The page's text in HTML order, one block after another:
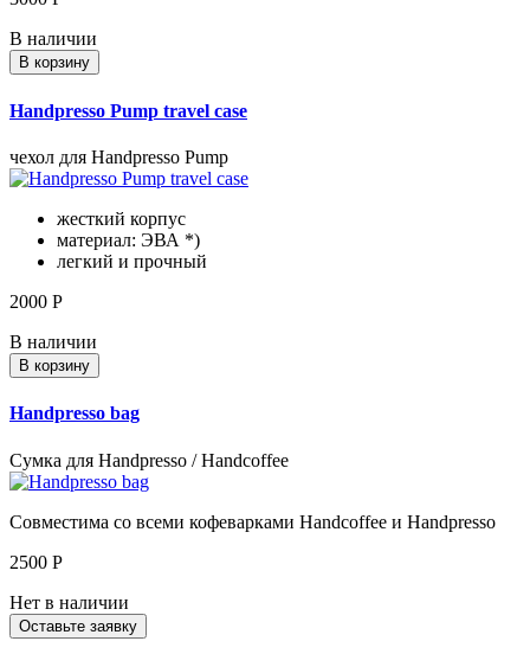
В наличии
В корзину
Handpresso Pump travel case
чехол для Handpresso Pump
жесткий корпус
материал: ЭВА *)
легкий и прочный
2000 Р
В наличии
В корзину
Handpresso bag
Сумка для Handpresso / Handcoffee
Совместима со всеми кофеварками Handcoffee и Handpresso
2500 Р
Нет в наличии
Оставьте заявку